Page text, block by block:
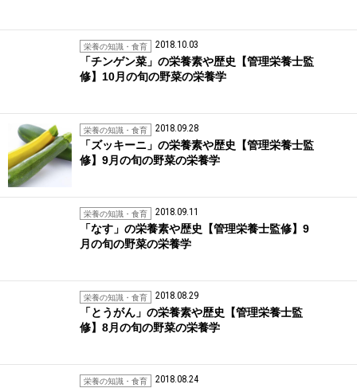
栄養の知識・食育 2018.10.03
「チンゲン菜」の栄養素や歴史【管理栄養士監
修】10月の旬の野菜の栄養学
栄養の知識・食育 2018.09.28
「ズッキーニ」の栄養素や歴史【管理栄養士監
修】9月の旬の野菜の栄養学
栄養の知識・食育 2018.09.11
「なす」の栄養素や歴史【管理栄養士監修】9
月の旬の野菜の栄養学
栄養の知識・食育 2018.08.29
「とうがん」の栄養素や歴史【管理栄養士監
修】8月の旬の野菜の栄養学
栄養の知識・食育 2018.08.24